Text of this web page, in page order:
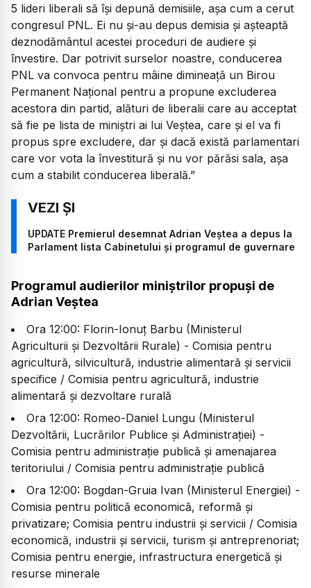
5 lideri liberali să își depună demisiile, așa cum a cerut
congresul PNL. Ei nu și-au depus demisia și așteaptă
deznodământul acestei proceduri de audiere și
învestire. Dar potrivit surselor noastre, conducerea
PNL va convoca pentru mâine dimineață un Birou
Permanent Național pentru a propune excluderea
acestora din partid, alături de liberalii care au acceptat
să fie pe lista de miniștri ai lui Veștea, care și el va fi
propus spre excludere, dar și dacă există parlamentari
care vor vota la învestitură și nu vor părăsi sala, așa
cum a stabilit conducerea liberală.”
UPDATE Premierul desemnat Adrian Veștea a depus la
Parlament lista Cabinetului și programul de guvernare
Programul audierilor miniștrilor propuși de
Adrian Veștea
Ora 12:00: Florin-Ionuț Barbu (Ministerul
Agriculturii și Dezvoltării Rurale) - Comisia pentru
agricultură, silvicultură, industrie alimentară și servicii
specifice / Comisia pentru agricultură, industrie
alimentară și dezvoltare rurală
Ora 12:00: Romeo-Daniel Lungu (Ministerul
Dezvoltării, Lucrărilor Publice și Administrației) -
Comisia pentru administrație publică și amenajarea
teritoriului / Comisia pentru administrație publică
Ora 12:00: Bogdan-Gruia Ivan (Ministerul Energiei) -
Comisia pentru politică economică, reformă și
privatizare; Comisia pentru industrii și servicii / Comisia
economică, industrii și servicii, turism și antreprenoriat;
Comisia pentru energie, infrastructura energetică și
resurse minerale